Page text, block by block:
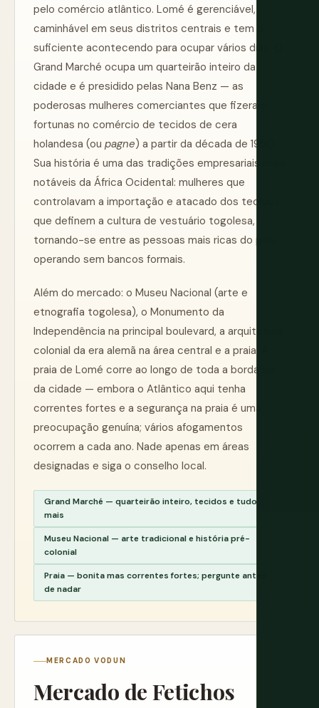
pelo comércio atlântico. Lomé é gerenciável,
caminhável em seus distritos centrais e tem o
suficiente acontecendo para ocupar vários dias. O
Grand Marché ocupa um quarteirão inteiro da
cidade e é presidido pelas Nana Benz — as
poderosas mulheres comerciantes que fizeram
fortunas no comércio de tecidos de cera
holandesa (ou pagne) a partir da década de 1950.
Sua história é uma das tradições empresariais mais
notáveis da África Ocidental: mulheres que
controlavam a importação e atacado dos tecidos
que definem a cultura de vestuário togolesa,
tornando-se entre as pessoas mais ricas do país,
operando sem bancos formais.
Além do mercado: o Museu Nacional (arte e
etnografia togolesa), o Monumento da
Independência na principal boulevard, a arquitetura
colonial da era alemã na área central e a praia. A
praia de Lomé corre ao longo de toda a borda sul
da cidade — embora o Atlântico aqui tenha
correntes fortes e a segurança na praia é uma
preocupação genuína; vários afogamentos
ocorrem a cada ano. Nade apenas em áreas
designadas e siga o conselho local.
Grand Marché — quarteirão inteiro, tecidos e tudo
mais
Museu Nacional — arte tradicional e história pré-
colonial
Praia — bonita mas correntes fortes; pergunte antes
de nadar
MERCADO VODUN
Mercado de Fetichos